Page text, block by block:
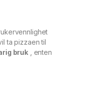
ta pizzaen til
bruk, enten